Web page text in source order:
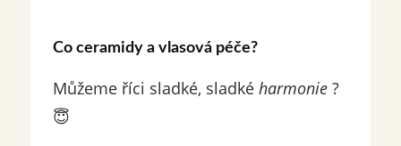
Co ceramidy a vlasová péče?
Můžeme říci sladké, sladkéharmonie?
😇